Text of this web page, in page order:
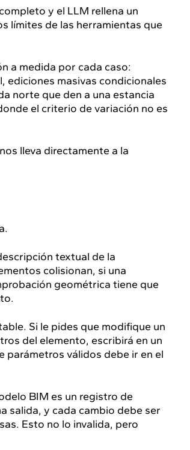
y el LLM rellena un
límites de las herramientas que
a medida por cada caso:
ediciones masivas condicionales
norte que den a una estancia
el criterio de variación no es
lleva directamente a la
textual de la
colisionan, si una
geométrica tiene que
Si le pides que modifique un
del elemento, escribirá en un
parámetros válidos debe ir en el
BIM es un registro de
salida, y cada cambio debe ser
Esto no lo invalida, pero